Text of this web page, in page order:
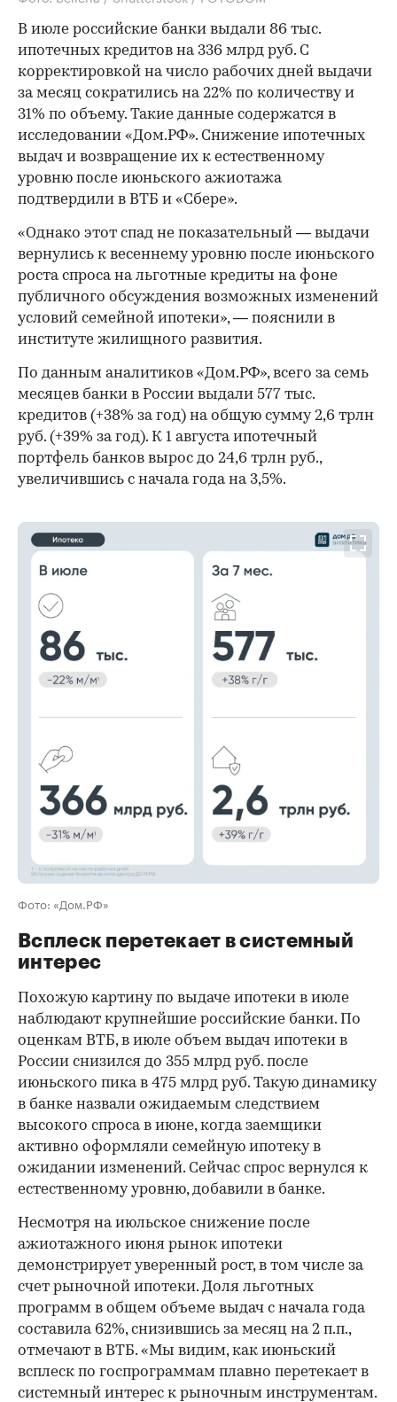
В июле российские банки выдали 86 тыс.
ипотечных кредитов на 336 млрд руб. С
корректировкой на число рабочих дней выдачи
за месяц сократились на 22% по количеству и
31% по объему. Такие данные содержатся в
исследовании «Дом.РФ». Снижение ипотечных
выдач и возвращение их к естественному
уровню после июньского ажиотажа
подтвердили в ВТБ и «Сбере».
«Однако этот спад не показательный — выдачи
вернулись к весеннему уровню после июньского
роста спроса на льготные кредиты на фоне
публичного обсуждения возможных изменений
условий семейной ипотеки», — пояснили в
институте жилищного развития.
По данным аналитиков «Дом.РФ», всего за семь
месяцев банки в России выдали 577 тыс.
кредитов (+38% за год) на общую сумму 2,6 трлн
руб. (+39% за год). К 1 августа ипотечный
портфель банков вырос до 24,6 трлн руб.,
увеличившись с начала года на 3,5%.
Фото: «Дом.РФ»
Всплеск перетекает в системный
интерес
Похожую картину по выдаче ипотеки в июле
наблюдают крупнейшие российские банки. По
оценкам ВТБ, в июле объем выдач ипотеки в
России снизился до 355 млрд руб. после
июньского пика в 475 млрд руб. Такую динамику
в банке назвали ожидаемым следствием
высокого спроса в июне, когда заемщики
активно оформляли семейную ипотеку в
ожидании изменений. Сейчас спрос вернулся к
естественному уровню, добавили в банке.
Несмотря на июльское снижение после
ажиотажного июня рынок ипотеки
демонстрирует уверенный рост, в том числе за
счет рыночной ипотеки. Доля льготных
программ в общем объеме выдач с начала года
составила 62%, снизившись за месяц на 2 п.п.,
отмечают в ВТБ. «Мы видим, как июньский
всплеск по госпрограммам плавно перетекает в
системный интерес к рыночным инструментам.